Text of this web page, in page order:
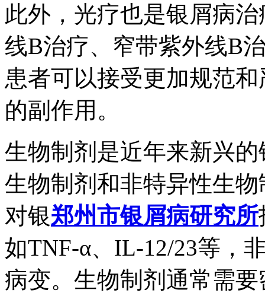
此外，光疗也是银屑病
线B治疗、窄带紫外线B
患者可以接受更加规范
的副作用。
生物制剂是近年来新兴
生物制剂和非特异性生
对银郑州市银屑病研究所
如TNF-α、IL-12/23等，
病变。生物制剂通常需